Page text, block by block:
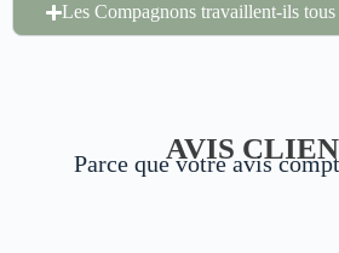
Les Compagnons travaillent-ils
AVIS
Parce que votre avis